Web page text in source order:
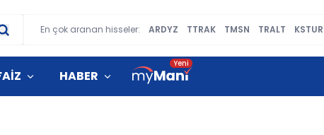
En çok aranan hisseler: ARDYZ TTRAK TMSN TRALT KSTUR
HABER